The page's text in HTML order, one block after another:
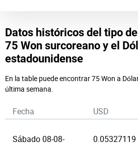
Datos históricos del tipo
75 Won surcoreano y el
estadounidense
En la table puede encontrar 75 Won a
última semana.
Fecha USD
Sábado 08-08-
0.05327119